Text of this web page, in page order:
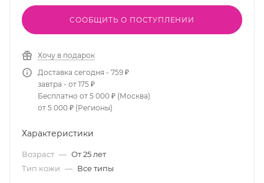
СООБЩИТЬ О ПОСТУПЛЕНИИ
Хочу в подарок
Доставка сегодня - 759 ₽
завтра - от 175 ₽
Бесплатно от 5 000 ₽ (Москва)
от 5 000 ₽ (Регионы)
Характеристики
Возраст — От 25 лет
Тип кожи — Все типы